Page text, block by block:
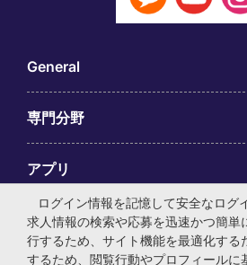
General
専門分野
アプリ
Employer Centre
ログイン情報を記憶して安全なログ
求人情報の検索や応募を迅速かつ簡単
行するため、サイト機能を最適化する
するため、閲覧行動やプロフィールに